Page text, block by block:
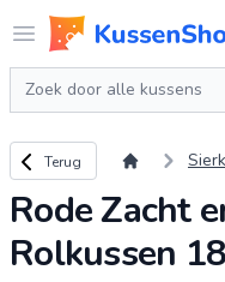
Open menu
Logo
Zoeken
Terug naar overzicht
Terug
Rode Zacht
Rolkussen